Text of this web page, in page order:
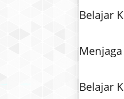
Belajar
Belajar